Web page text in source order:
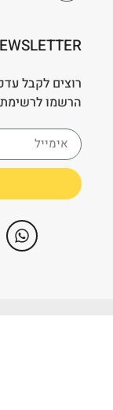
NEWSLETTER
רוצים לקבל
הרשמו לרשימת